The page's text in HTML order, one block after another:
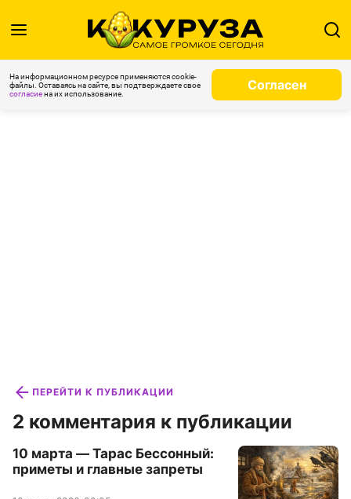
На информационном ресурсе применяются cookie-
файлы. Оставаясь на сайте, вы подтверждаете свое
согласиена их использование.
Согласен
ПЕРЕЙТИ К ПУБЛИКАЦИИ
2 комментария к публикации
10 марта — Тарас Бессонный:
приметы и главные запреты